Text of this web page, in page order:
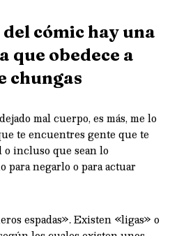
cómic hay una
obedece a
chungas
mal cuerpo, es más, me lo
te encuentres gente que te
incluso que sean lo
para negarlo o para actuar
espadas». Existen «ligas» o